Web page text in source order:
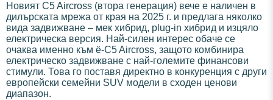
Новият C5 Aircross (втора генерация) вече е наличен в
дилърската мрежа от края на 2025 г. и предлага няколко
вида задвижване – мек хибрид, plug-in хибрид и изцяло
електрическа версия. Най-силен интерес обаче се
очаква именно към ë-C5 Aircross, защото комбинира
електрическо задвижване с най-големите финансови
стимули. Това го поставя директно в конкуренция с други
европейски семейни SUV модели в сходен ценови
диапазон.